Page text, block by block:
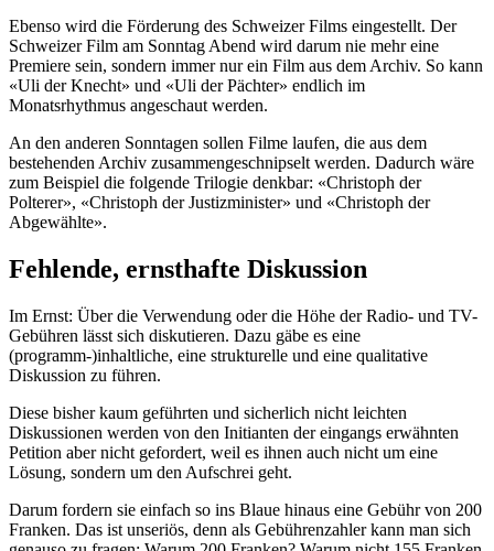
Ebenso wird die Förderung des Schweizer Films eingestellt. Der
Schweizer Film am Sonntag Abend wird darum nie mehr eine
Premiere sein, sondern immer nur ein Film aus dem Archiv. So kann
«Uli der Knecht» und «Uli der Pächter» endlich im
Monatsrhythmus angeschaut werden.
An den anderen Sonntagen sollen Filme laufen, die aus dem
bestehenden Archiv zusammengeschnipselt werden. Dadurch wäre
zum Beispiel die folgende Trilogie denkbar: «Christoph der
Polterer», «Christoph der Justizminister» und «Christoph der
Abgewählte».
Fehlende, ernsthafte Diskussion
Im Ernst: Über die Verwendung oder die Höhe der Radio- und TV-
Gebühren lässt sich diskutieren. Dazu gäbe es eine
(programm-)inhaltliche, eine strukturelle und eine qualitative
Diskussion zu führen.
Diese bisher kaum geführten und sicherlich nicht leichten
Diskussionen werden von den Initianten der eingangs erwähnten
Petition aber nicht gefordert, weil es ihnen auch nicht um eine
Lösung, sondern um den Aufschrei geht.
Darum fordern sie einfach so ins Blaue hinaus eine Gebühr von 200
Franken. Das ist unseriös, denn als Gebührenzahler kann man sich